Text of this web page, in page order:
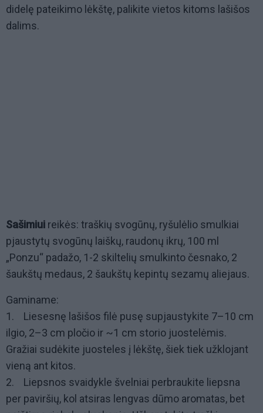
didelę pateikimo lėkštę, palikite vietos kitoms lašišos
dalims.
Sašimiui reikės: traškių svogūnų, ryšulėlio smulkiai
pjaustytų svogūnų laiškų, raudonų ikrų, 100 ml
„Ponzu“ padažo, 1-2 skiltelių smulkinto česnako, 2
šaukštų medaus, 2 šaukštų kepintų sezamų aliejaus.
Gaminame:
1. Liesesnę lašišos filė pusę supjaustykite 7–10 cm
ilgio, 2–3 cm pločio ir ~1 cm storio juostelėmis.
Gražiai sudėkite juosteles į lėkštę, šiek tiek užklojant
vieną ant kitos.
2. Liepsnos svaidykle švelniai perbraukite liepsna
per paviršių, kol atsiras lengvas dūmo aromatas, bet